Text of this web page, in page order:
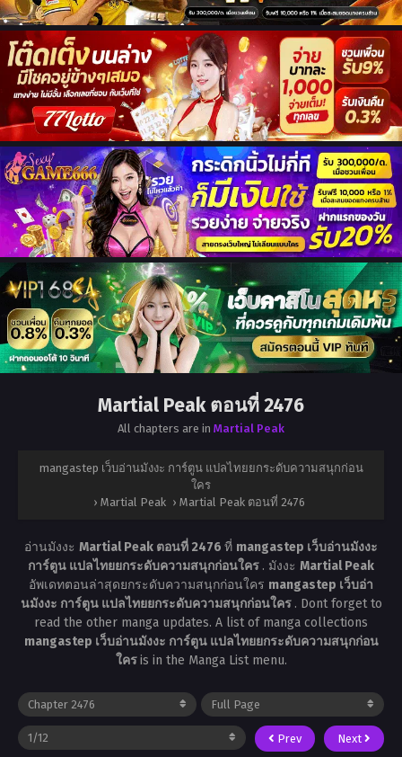
Martial Peak ตอนที่ 2476
All chapters are in Martial Peak
mangastep เว็บอ่านมังงะ การ์ตูน แปลไทยยกระดับความสนุกก่อน
ใคร
› Martial Peak › Martial Peak ตอนที่ 2476
อ่านมังงะ Martial Peak ตอนที่ 2476 ที่ mangastep เว็บอ่านมังงะ
การ์ตูน แปลไทยยกระดับความสนุกก่อนใคร . มังงะ Martial Peak
อัพเดทตอนล่าสุดยกระดับความสนุกก่อนใคร mangastep เว็บอ่า
นมังงะ การ์ตูน แปลไทยยกระดับความสนุกก่อนใคร . Dont forget to
read the other manga updates. A list of manga collections
mangastep เว็บอ่านมังงะ การ์ตูน แปลไทยยกระดับความสนุกก่อน
ใครis in the Manga List menu.
Prev Next